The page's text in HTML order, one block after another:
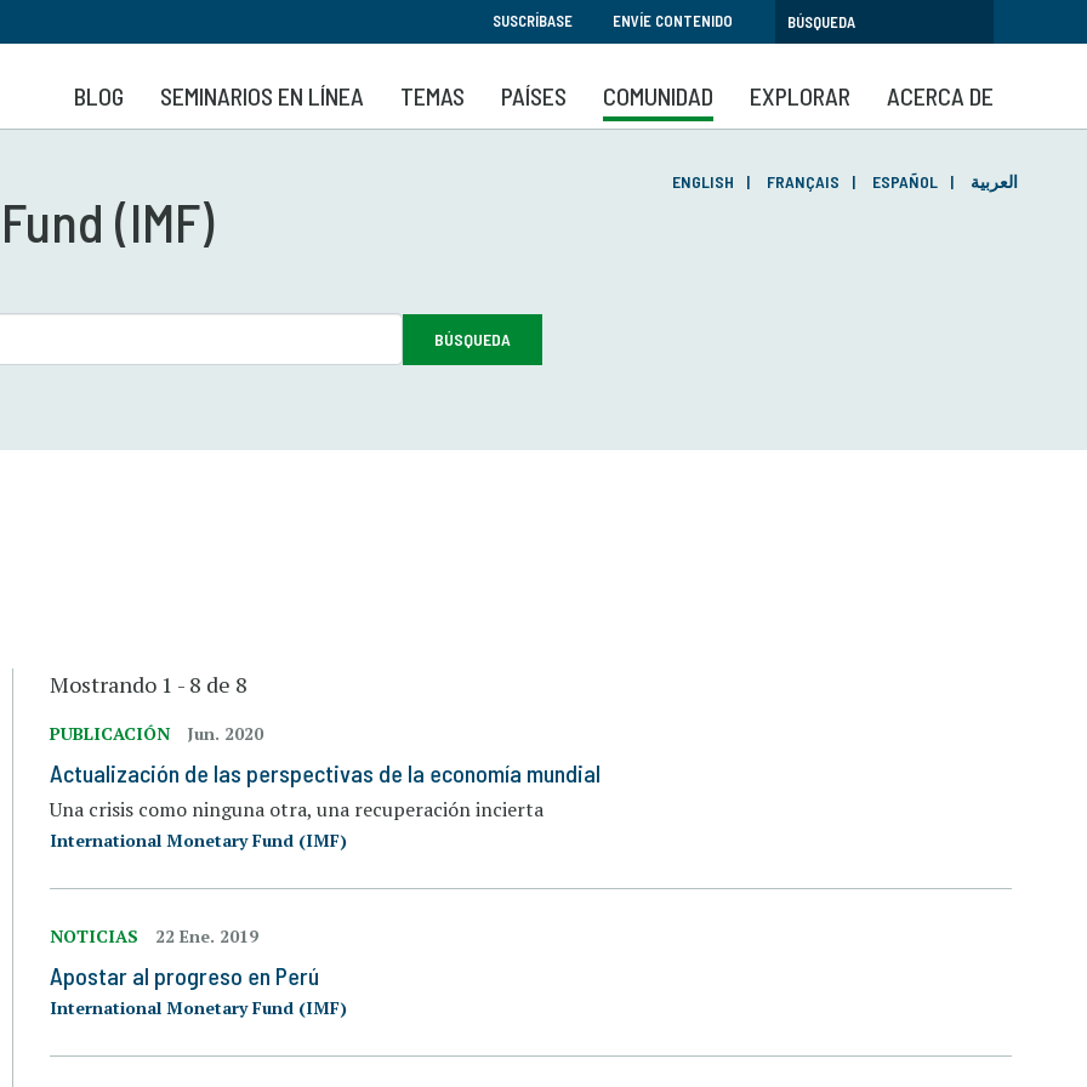
al
contenido
principal
SUSCRÍBASE ENVÍE CONTENIDO
BLOG SEMINARIOS EN LÍNEA TEMAS PAÍSES COMUNIDAD EXPLORAR ACERCA DE
(IMF)
ENGLISH FRANÇAIS ESPAÑOL العربية
BÚSQUEDA
Mostrando 1 - 8 de 8
PUBLICACIÓN Jun. 2020
Actualización de las perspectivas de la economía mundial
Una crisis como ninguna otra, una recuperación incierta
International Monetary Fund (IMF)
NOTICIAS 22 Ene. 2019
Apostar al progreso en Perú
International Monetary Fund (IMF)